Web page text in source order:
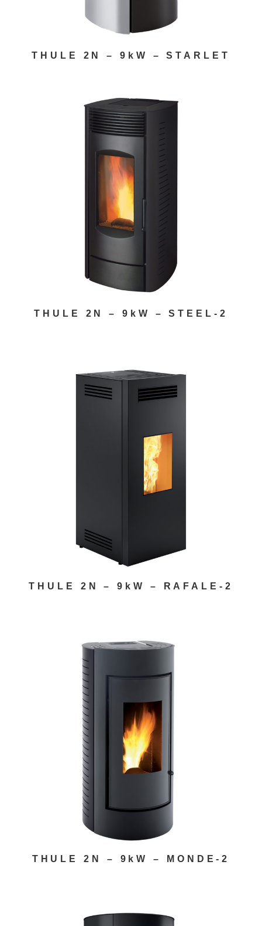
THULE 2N – 9kW – STARLET
THULE 2N – 9kW – STEEL-2
THULE 2N – 9kW – RAFALE-2
THULE 2N – 9kW – MONDE-2